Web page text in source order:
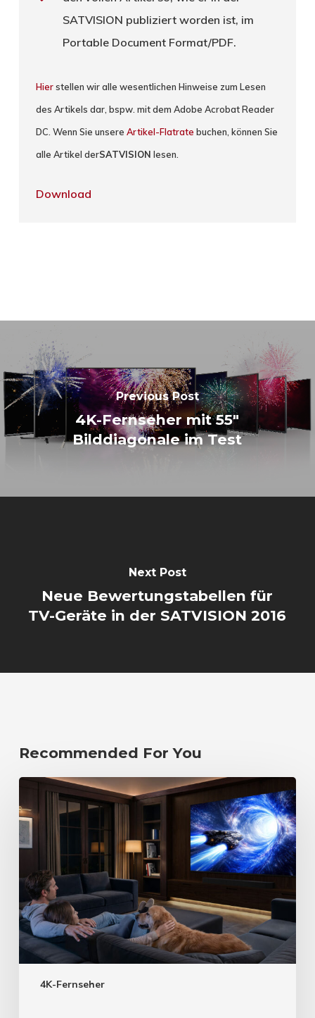
SATVISION publiziert worden ist, im
Portable Document Format/PDF.
Hierstellen wir alle wesentlichen Hinweise zum Lesen
des Artikels dar, bspw. mit dem Adobe Acrobat Reader
DC. Wenn Sie unsereArtikel-Flatrate buchen, können Sie
alle Artikel derSATVISION lesen.
Download
Previous Post
4K-Fernseher mit 55"
Bilddiagonale im Test
Next Post
Neue Bewertungstabellen für
TV-Geräte in der SATVISION 2016
Recommended For You
4K-Fernseher